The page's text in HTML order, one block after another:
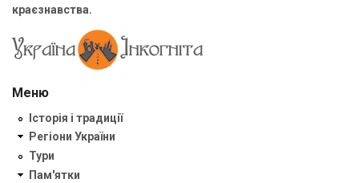
краєзнавства.
Меню
Історія і традиції
Регіони України
Тури
Пам'ятки